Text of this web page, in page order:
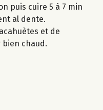
puis cuire 5 à 7 min
al dente.
et de
chaud.